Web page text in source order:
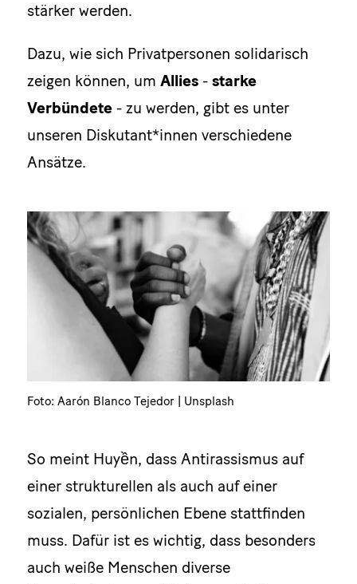
stärker werden.
Dazu, wie sich Privatpersonen solidarisch
zeigen können, um Allies -starke
Verbündete - zu werden, gibt es unter
unseren Diskutant*innen verschiedene
Ansätze.
Foto: Aarón Blanco Tejedor | Unsplash
So meint Huyền, dass Antirassismus auf
einer strukturellen als auch auf einer
sozialen, persönlichen Ebene stattfinden
muss. Dafür ist es wichtig, dass besonders
auch weiße Menschen diverse